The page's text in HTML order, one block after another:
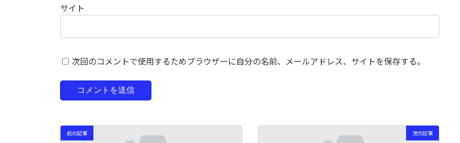
サイト
次回のコメントで使用するためブラウザーに自分の名前、メールアドレス、サイトを保存する。
前の記事 次の記事